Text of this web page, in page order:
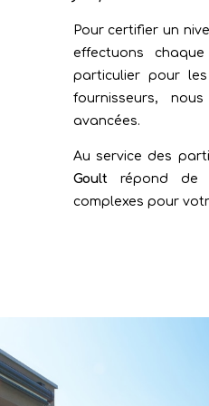
Pour certifier un
effectuons
particulier pour
fournisseurs,
avancées.
Au service des
Goultrépond de
complexes pour